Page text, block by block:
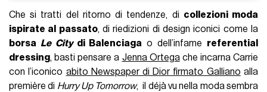
Che si tratti del ritorno di tendenze, di collezioni moda
ispirate al passato, di riedizioni di design iconici come la
borsa Le Citydi Balenciaga o dell’infame referential
dressing, basti pensare a Jenna Ortegache incarna Carrie
con l’iconico abito Newspaper di Dior firmato Galliano alla
première di Hurry Up Tomorrow, il déjà vu nella moda sembra